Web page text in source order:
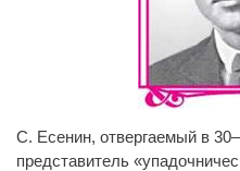
С. Есенин, отвергаемый в
представитель